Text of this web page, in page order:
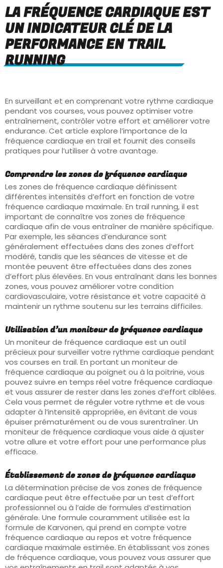
LA FRÉQUENCE CARDIAQUE EST
UN INDICATEUR CLÉ DE LA
PERFORMANCE EN TRAIL
RUNNING
En surveillant et en comprenant votre rythme cardiaque
pendant vos courses, vous pouvez optimiser votre
entraînement, contrôler votre effort et améliorer votre
endurance. Cet article explore l’importance de la
fréquence cardiaque en trail et fournit des conseils
pratiques pour l’utiliser à votre avantage.
Comprendre les zones de fréquence cardiaque
Les zones de fréquence cardiaque définissent
différentes intensités d’effort en fonction de votre
fréquence cardiaque maximale. En trail running, il est
important de connaître vos zones de fréquence
cardiaque afin de vous entraîner de manière spécifique.
Par exemple, les séances d’endurance sont
généralement effectuées dans des zones d’effort
modéré, tandis que les séances de vitesse et de
montée peuvent être effectuées dans des zones
d’effort plus élevées. En vous entraînant dans les bonnes
zones, vous pouvez améliorer votre condition
cardiovasculaire, votre résistance et votre capacité à
maintenir un rythme soutenu sur les terrains difficiles.
Utilisation d’un moniteur de fréquence cardiaque
Un moniteur de fréquence cardiaque est un outil
précieux pour surveiller votre rythme cardiaque pendant
vos courses en trail. En portant un moniteur de
fréquence cardiaque au poignet ou à la poitrine, vous
pouvez suivre en temps réel votre fréquence cardiaque
et vous assurer de rester dans les zones d’effort ciblées.
Cela vous permet de réguler votre rythme et de vous
adapter à l’intensité appropriée, en évitant de vous
épuiser prématurément ou de vous surentraîner. Un
moniteur de fréquence cardiaque vous aide à ajuster
votre allure et votre effort pour une performance plus
efficace.
Établissement de zones de fréquence cardiaque
La détermination précise de vos zones de fréquence
cardiaque peut être effectuée par un test d’effort
professionnel ou à l’aide de formules d’estimation
générale. Une formule couramment utilisée est la
formule de Karvonen, qui prend en compte votre
fréquence cardiaque au repos et votre fréquence
cardiaque maximale estimée. En établissant vos zones
de fréquence cardiaque, vous pouvez vous assurer que